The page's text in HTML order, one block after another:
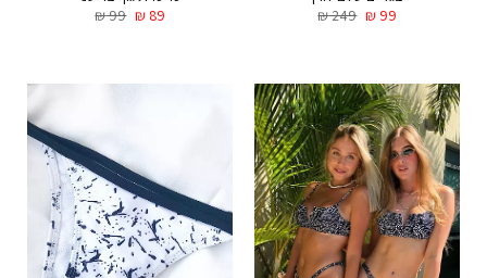
₪249 ₪99
₪99 ₪89